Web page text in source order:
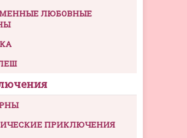
ЛЮБОВНЫЕ
ПРИКЛЮЧЕНИЯ